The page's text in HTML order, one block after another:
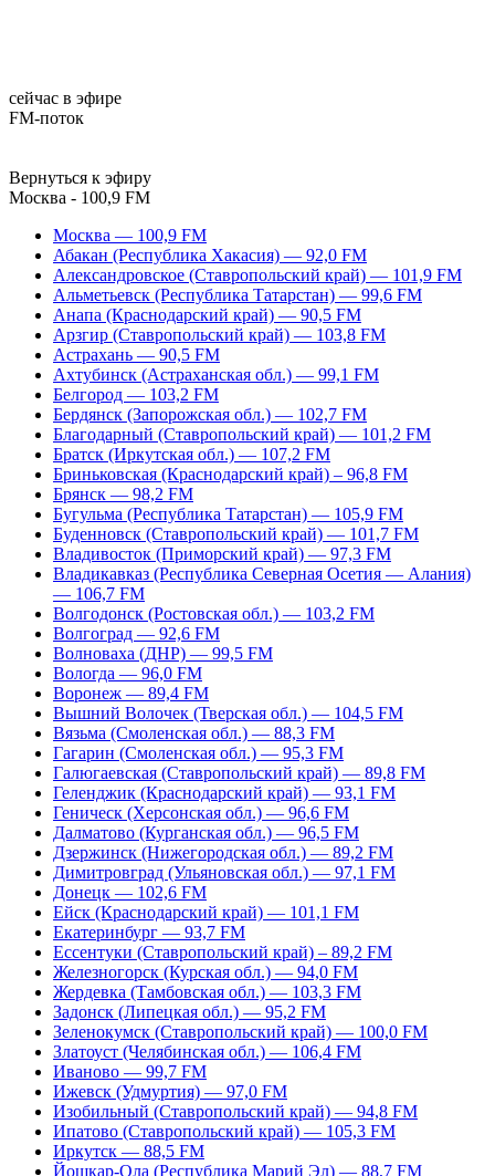
сейчас в эфире
FM-поток
Вернуться к эфиру
Москва - 100,9 FM
Москва — 100,9 FM
Абакан (Республика Хакасия) — 92,0 FM
Александровское (Ставропольский край) — 101,9 FM
Альметьевск (Республика Татарстан) — 99,6 FM
Анапа (Краснодарский край) — 90,5 FM
Арзгир (Ставропольский край) — 103,8 FM
Астрахань — 90,5 FM
Ахтубинск (Астраханская обл.) — 99,1 FM
Белгород — 103,2 FM
Бердянск (Запорожская обл.) — 102,7 FM
Благодарный (Ставропольский край) — 101,2 FM
Братск (Иркутская обл.) — 107,2 FM
Бриньковская (Краснодарский край) – 96,8 FM
Брянск — 98,2 FM
Бугульма (Республика Татарстан) — 105,9 FM
Буденновск (Ставропольский край) — 101,7 FM
Владивосток (Приморский край) — 97,3 FM
Владикавказ (Республика Северная Осетия — Алания)
— 106,7 FM
Волгодонск (Ростовская обл.) — 103,2 FM
Волгоград — 92,6 FM
Волноваха (ДНР) — 99,5 FM
Вологда — 96,0 FM
Воронеж — 89,4 FM
Вышний Волочек (Тверская обл.) — 104,5 FM
Вязьма (Смоленская обл.) — 88,3 FM
Гагарин (Смоленская обл.) — 95,3 FM
Галюгаевская (Ставропольский край) — 89,8 FM
Геленджик (Краснодарский край) — 93,1 FM
Геническ (Херсонская обл.) — 96,6 FM
Далматово (Курганская обл.) — 96,5 FM
Дзержинск (Нижегородская обл.) — 89,2 FM
Димитровград (Ульяновская обл.) — 97,1 FM
Донецк — 102,6 FM
Ейск (Краснодарский край) — 101,1 FM
Екатеринбург — 93,7 FM
Ессентуки (Ставропольский край) – 89,2 FM
Железногорск (Курская обл.) — 94,0 FM
Жердевка (Тамбовская обл.) — 103,3 FM
Задонск (Липецкая обл.) — 95,2 FM
Зеленокумск (Ставропольский край) — 100,0 FM
Златоуст (Челябинская обл.) — 106,4 FM
Иваново — 99,7 FM
Ижевск (Удмуртия) — 97,0 FM
Изобильный (Ставропольский край) — 94,8 FM
Ипатово (Ставропольский край) — 105,3 FM
Иркутск — 88,5 FM
Йошкар-Ола (Республика Марий Эл) — 88,7 FM